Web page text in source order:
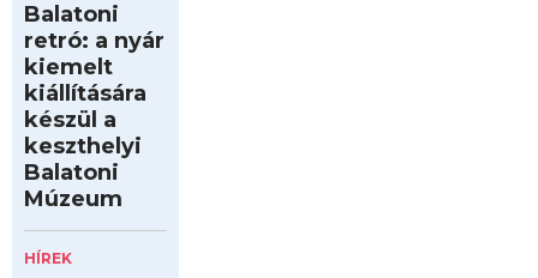
Balatoni
retró: a nyár
kiemelt
kiállítására
készül a
keszthelyi
Balatoni
Múzeum
HÍREK